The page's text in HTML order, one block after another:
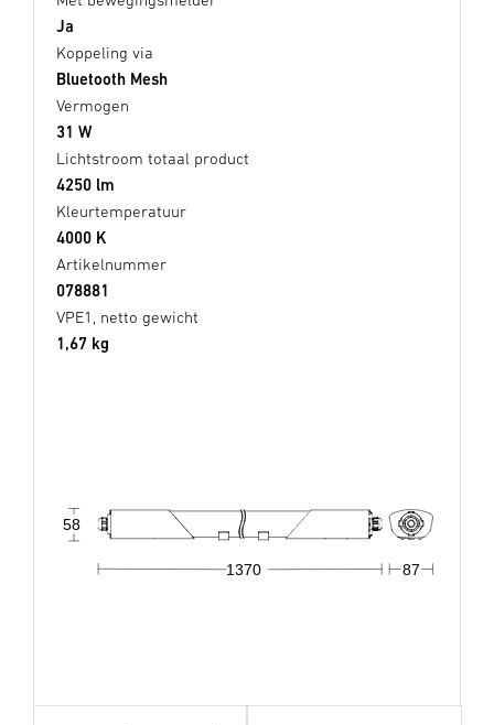
Ja
Koppeling via
Bluetooth Mesh
Vermogen
31 W
Lichtstroom totaal product
4250 lm
Kleurtemperatuur
4000 K
Artikelnummer
078881
VPE1, netto gewicht
1,67 kg
87
1370
58